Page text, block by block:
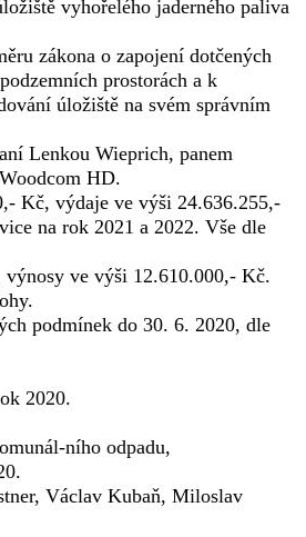
vyhořelého jaderného paliva
zákona o zapojení dotčených
prostorách a k
úložiště na svém správním
Lenkou Wieprich, panem
HD.
Kč, výdaje ve výši 24.636.255,-
na rok 2021 a 2022. Vše dle
ve výši 12.610.000,- Kč.
podmínek do 30. 6. 2020, dle
2020.
ního odpadu,
Václav Kubaň, Miloslav